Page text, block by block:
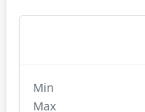
Min
Max